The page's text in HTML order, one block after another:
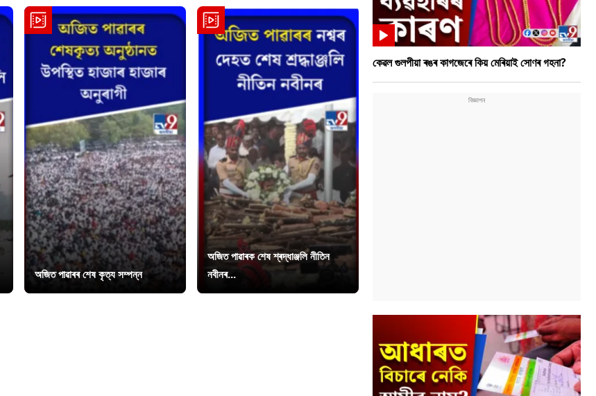
অজিত পাৱাৰৰ শেষ কৃত্য সম্পন্ন
অজিত পাৱাৰক শেষ শ্ৰদ্ধাঞ্জলি নীতিন
নবীনৰ...
কেৱল গুলপীয়া ৰঙৰ কাগজেৰে কিয় মেৰিয়াই সোণৰ গহনা?